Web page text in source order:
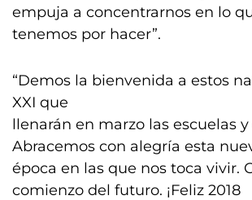
empuja a concentrarnos en lo
tenemos por hacer”.
“Demos la bienvenida a estos
XXI que
llenarán en marzo las escuelas y
Abracemos con alegría esta
época en las que nos toca vivir.
comienzo del futuro. ¡Feliz 2018